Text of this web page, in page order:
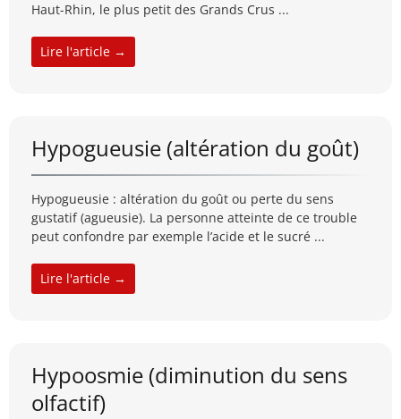
Haut-Rhin, le plus petit des Grands Crus ...
Lire l'article →
Hypogueusie (altération du goût)
Hypogueusie : altération du goût ou perte du sens
gustatif (agueusie). La personne atteinte de ce trouble
peut confondre par exemple l’acide et le sucré ...
Lire l'article →
Hypoosmie (diminution du sens
olfactif)